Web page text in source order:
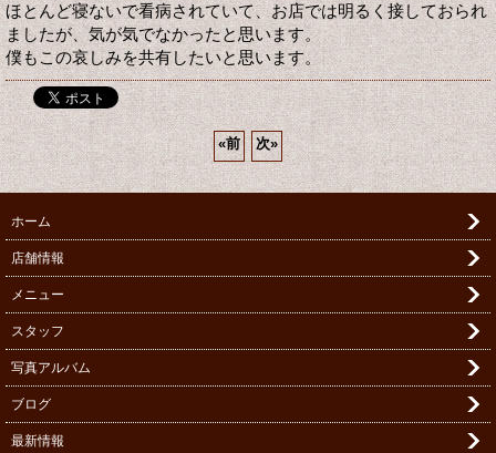
ほとんど寝ないで看病されていて、お店では明るく接しておられ
ましたが、気が気でなかったと思います。
僕もこの哀しみを共有したいと思います。
«前 次»
ホーム
店舗情報
メニュー
スタッフ
写真アルバム
ブログ
最新情報